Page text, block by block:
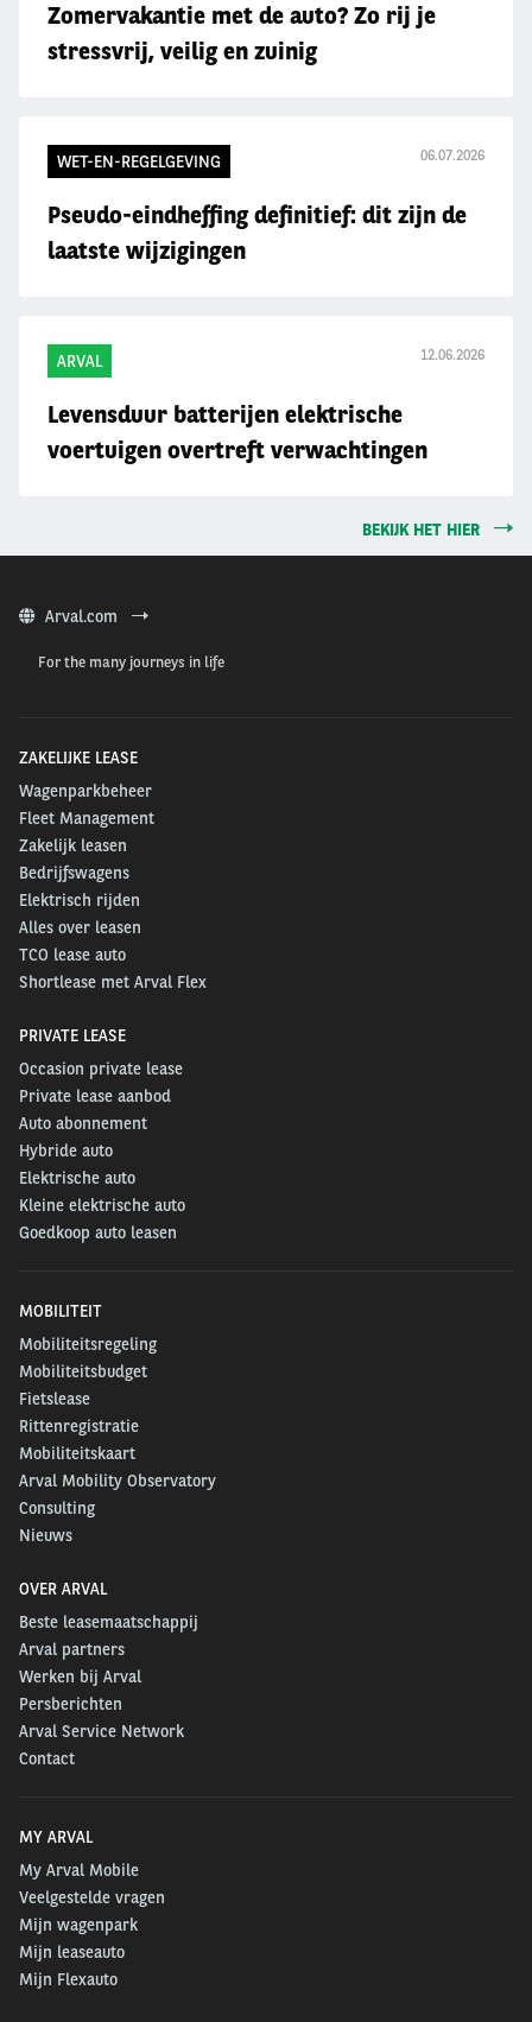
Zomervakantie met de auto? Zo rij je
stressvrij, veilig en zuinig
WET-EN-REGELGEVING 06.07.2026
Pseudo-eindheffing definitief: dit zijn de
laatste wijzigingen
ARVAL 12.06.2026
Levensduur batterijen elektrische
voertuigen overtreft verwachtingen
BEKIJK HET HIER
Arval.com
For the many journeys in life
ZAKELIJKE LEASE
Wagenparkbeheer
Fleet Management
Zakelijk leasen
Bedrijfswagens
Elektrisch rijden
Alles over leasen
TCO lease auto
Shortlease met Arval Flex
PRIVATE LEASE
Occasion private lease
Private lease aanbod
Auto abonnement
Hybride auto
Elektrische auto
Kleine elektrische auto
Goedkoop auto leasen
MOBILITEIT
Mobiliteitsregeling
Mobiliteitsbudget
Fietslease
Rittenregistratie
Mobiliteitskaart
Arval Mobility Observatory
Consulting
Nieuws
OVER ARVAL
Beste leasemaatschappij
Arval partners
Werken bij Arval
Persberichten
Arval Service Network
Contact
MY ARVAL
My Arval Mobile
Veelgestelde vragen
Mijn wagenpark
Mijn leaseauto
Mijn Flexauto